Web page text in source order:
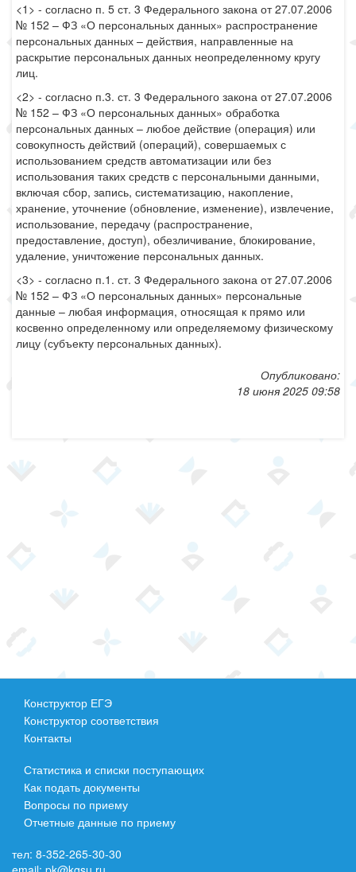
<1> - согласно п. 5 ст. 3 Федерального закона от 27.07.2006
№ 152 – ФЗ «О персональных данных» распространение
персональных данных – действия, направленные на
раскрытие персональных данных неопределенному кругу
лиц.
<2> - согласно п.3. ст. 3 Федерального закона от 27.07.2006
№ 152 – ФЗ «О персональных данных» обработка
персональных данных – любое действие (операция) или
совокупность действий (операций), совершаемых с
использованием средств автоматизации или без
использования таких средств с персональными данными,
включая сбор, запись, систематизацию, накопление,
хранение, уточнение (обновление, изменение), извлечение,
использование, передачу (распространение,
предоставление, доступ), обезличивание, блокирование,
удаление, уничтожение персональных данных.
<3> - согласно п.1. ст. 3 Федерального закона от 27.07.2006
№ 152 – ФЗ «О персональных данных» персональные
данные – любая информация, относящая к прямо или
косвенно определенному или определяемому физическому
лицу (субъекту персональных данных).
Опубликовано:
18 июня 2025 09:58
Конструктор ЕГЭ
Конструктор соответствия
Контакты
Статистика и списки поступающих
Как подать документы
Вопросы по приему
Отчетные данные по приему
тел: 8-352-265-30-30